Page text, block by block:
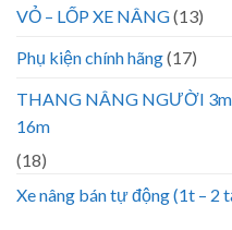
VỎ – LỐP XE NÂNG(13)
Phụ kiện chính hãng(17)
THANG NÂNG NGƯỜI 3m,
16m
(18)
Xe nâng bán tự động (1t – 2